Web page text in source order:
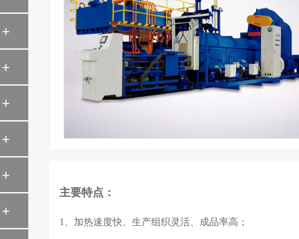
主要特点：
1、加热速度快、生产组织灵活、成品率高；